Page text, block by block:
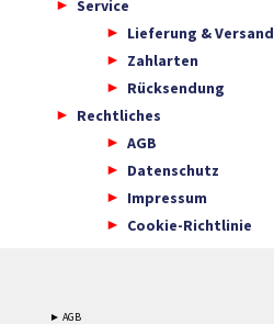
Service
Lieferung & Versand
Zahlarten
Rücksendung
Rechtliches
AGB
Datenschutz
Impressum
Cookie-Richtlinie
► AGB